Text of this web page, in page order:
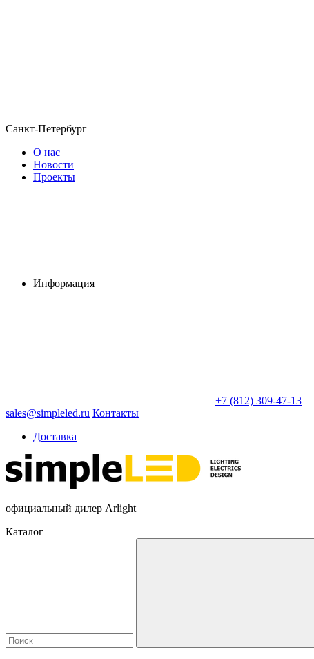
Санкт-Петербург
О нас
Новости
Проекты
Информация
+7 (812) 309-47-13
sales@simpleled.ru Контакты
Доставка
официальный дилер Arlight
Каталог